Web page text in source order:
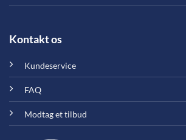
Kontakt os
Kundeservice
FAQ
Modtag et tilbud